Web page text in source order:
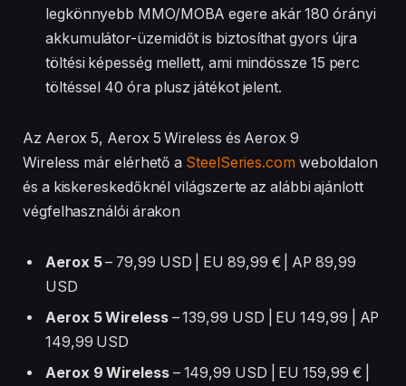
legkönnyebb MMO/MOBA egere akár 180 órányi
akkumulátor-üzemidőt is biztosíthat gyors újra
töltési képesség mellett, ami mindössze 15 perc
töltéssel 40 óra plusz játékot jelent.
Az Aerox 5, Aerox 5 Wireless és Aerox 9
Wireless már elérhető a SteelSeries.comweboldalon
és a kiskereskedőknél világszerte az alábbi ajánlott
végfelhasználói árakon
Aerox 5– 79,99 USD | EU 89,99 € | AP 89,99
USD
Aerox 5 Wireless– 139,99 USD | EU 149,99 | AP
149,99 USD
Aerox 9 Wireless– 149,99 USD | EU 159,99 € |